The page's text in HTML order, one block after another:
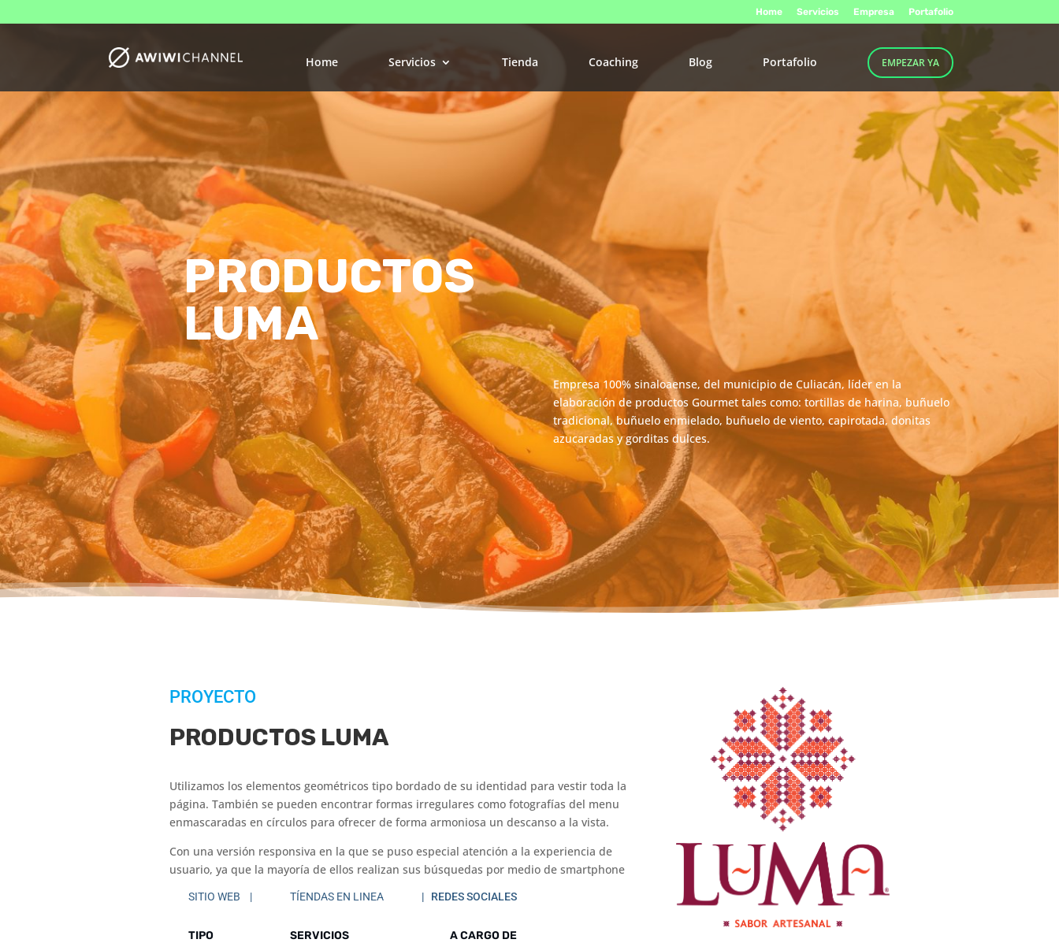
Home Servicios Empresa Portafolio
Home Servicios Tienda Coaching Blog Portafolio EMPEZAR YA
PRODUCTOS
LUMA
Empresa 100% sinaloaense, del municipio de Culiacán, líder en la
elaboración de productos Gourmet tales como: tortillas de harina, buñuelo
tradicional, buñuelo enmielado, buñuelo de viento, capirotada, donitas
azucaradas y gorditas dulces.
PROYECTO
PRODUCTOS LUMA
Utilizamos los elementos geométricos tipo bordado de su identidad para vestir toda la
página. También se pueden encontrar formas irregulares como fotografías del menu
enmascaradas en círculos para ofrecer de forma armoniosa un descanso a la vista.
Con una versión responsiva en la que se puso especial atención a la experiencia de
usuario, ya que la mayoría de ellos realizan sus búsquedas por medio de smartphone
SITIO WEB | TÍENDAS EN LINEA | REDES SOCIALES
TIPO SERVICIOS A CARGO DE